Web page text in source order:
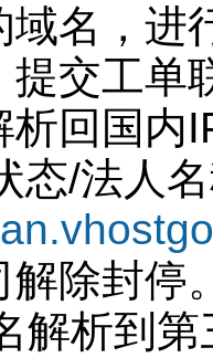
域名，进
提交工单
析回国内
态/法人
解除封停
解析到